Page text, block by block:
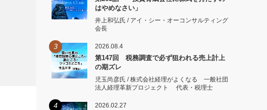
はやめなさい」
井上和弘氏 / アイ・シー・オーコンサルティング
会長
3 2026.08.4
第147回 税務調査で必ず狙われる売上計上
の期ズレ
児玉尚彦氏 / 株式会社経理がよくなる 一般社団
法人経理革新プロジェクト 代表・税理士
4 2026.02.27